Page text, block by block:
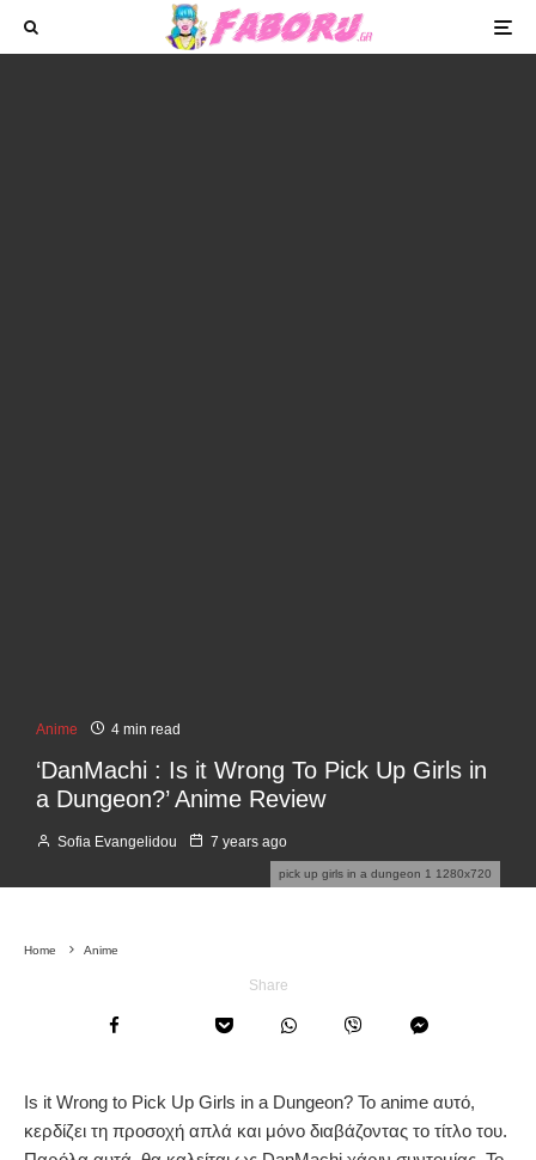
pick up girls in a dungeon 1 1280x720
Anime 4 min read
‘DanMachi : Is it Wrong To Pick Up Girls in
a Dungeon?’ Anime Review
Sofia Evangelidou 7 years ago
Home Anime
Share
Is it Wrong to Pick Up Girls in a Dungeon? To anime αυτό,
κερδίζει τη προσοχή απλά και μόνο διαβάζοντας το τίτλο του.